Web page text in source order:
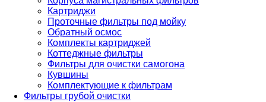
Картриджи
Проточные фильтры под мойку
Обратный осмос
Комплекты картриджей
Коттеджные фильтры
Фильтры для очистки самогона
Кувшины
Комплектующие к фильтрам
Фильтры грубой очистки